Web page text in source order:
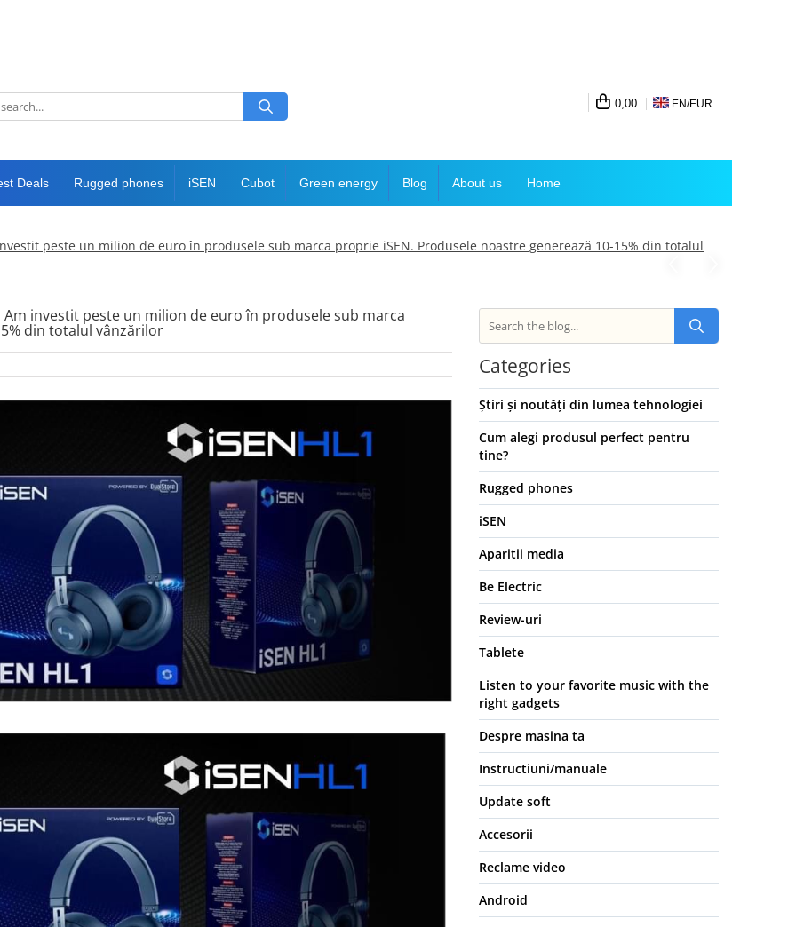
0,00 EN/EUR
Deals Rugged phones iSEN Cubot Green energy Blog About us Home
peste un milion de euro în produsele sub marca proprie iSEN. Produsele noastre generează 10-15% din totalul
investit peste un milion de euro în produsele sub marca
din totalul vânzărilor
Categories
Știri și noutăți din lumea tehnologiei
Cum alegi produsul perfect pentru
tine?
Rugged phones
iSEN
Aparitii media
Be Electric
Review-uri
Tablete
Listen to your favorite music with the
right gadgets
Despre masina ta
Instructiuni/manuale
Update soft
Accesorii
Reclame video
Android